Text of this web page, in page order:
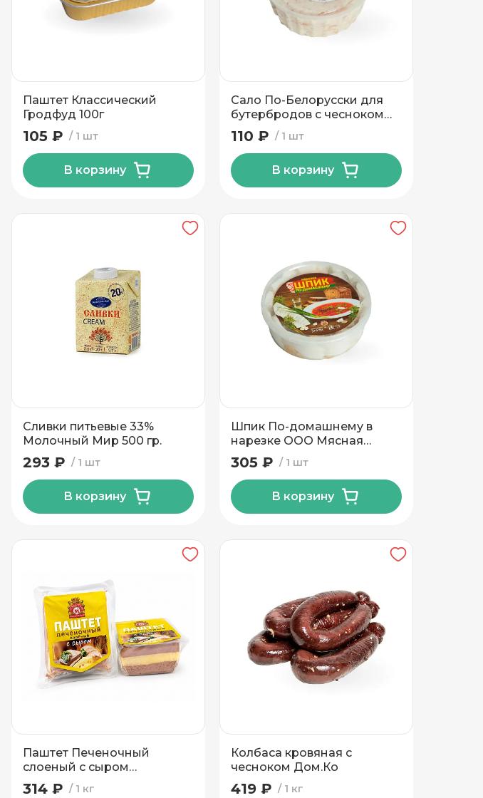
Паштет Классический
Гродфуд 100г
1 шт
105 ₽
В корзину
Сало По-Белорусски для
бутербродов с чесноком
180г
1 шт
110 ₽
В корзину
Сливки питьевые 33%
Молочный Мир 500 гр.
1 шт
293 ₽
В корзину
Шпик По-домашнему в
нарезке ООО Мясная
коллекция 320 гр
1 шт
305 ₽
В корзину
Паштет Печеночный
слоеный с сыром
Гродненский МК
1 кг
314 ₽
Колбаса кровяная с
чесноком Дом.Ко
1 кг
419 ₽